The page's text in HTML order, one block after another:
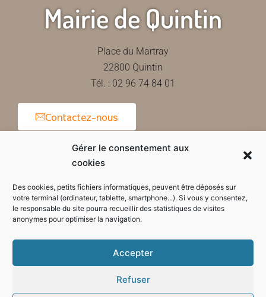
Gérer le consentement aux
cookies
Des cookies, petits fichiers informatiques, peuvent être déposés sur
votre terminal (ordinateur, tablette, smartphone...). Si vous y consentez,
le responsable du site pourra recueillir des statistiques de visites
anonymes pour optimiser la navigation.
Accepter
Refuser
Mairie de Quintin
Place du Martray
22800 Quintin
Tél. : 02 96 74 84 01
Contactez-nous
Horaires d'ouverture de la mairie